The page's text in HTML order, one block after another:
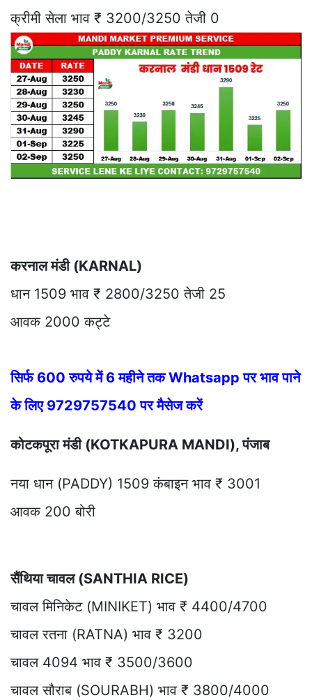
क्रीमी सेला भाव ₹ 3200/3250 तेजी 0
करनाल मंडी (KARNAL)
धान 1509 भाव ₹ 2800/3250 तेजी 25
आवक 2000 कट्टे
सिर्फ 600 रुपये में 6 महीने तक Whatsapp पर भाव पाने
के लिए 9729757540 पर मैसेज करें
कोटकपूरा मंडी (KOTKAPURA MANDI), पंजाब
नया धान (PADDY) 1509 कंबाइन भाव ₹ 3001
आवक 200 बोरी
सैंथिया चावल (SANTHIA RICE)
चावल मिनिकेट (MINIKET) भाव ₹ 4400/4700
चावल रतना (RATNA) भाव ₹ 3200
चावल 4094 भाव ₹ 3500/3600
चावल सौराब (SOURABH) भाव ₹ 3800/4000